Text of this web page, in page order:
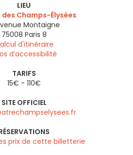
LIEU
Champs-Élysées
Montaigne
75008 Paris 8
d'itinéraire
d’accessibilité
TARIFS
15€ - 110€
SITE OFFICIEL
prix de cette billetterie